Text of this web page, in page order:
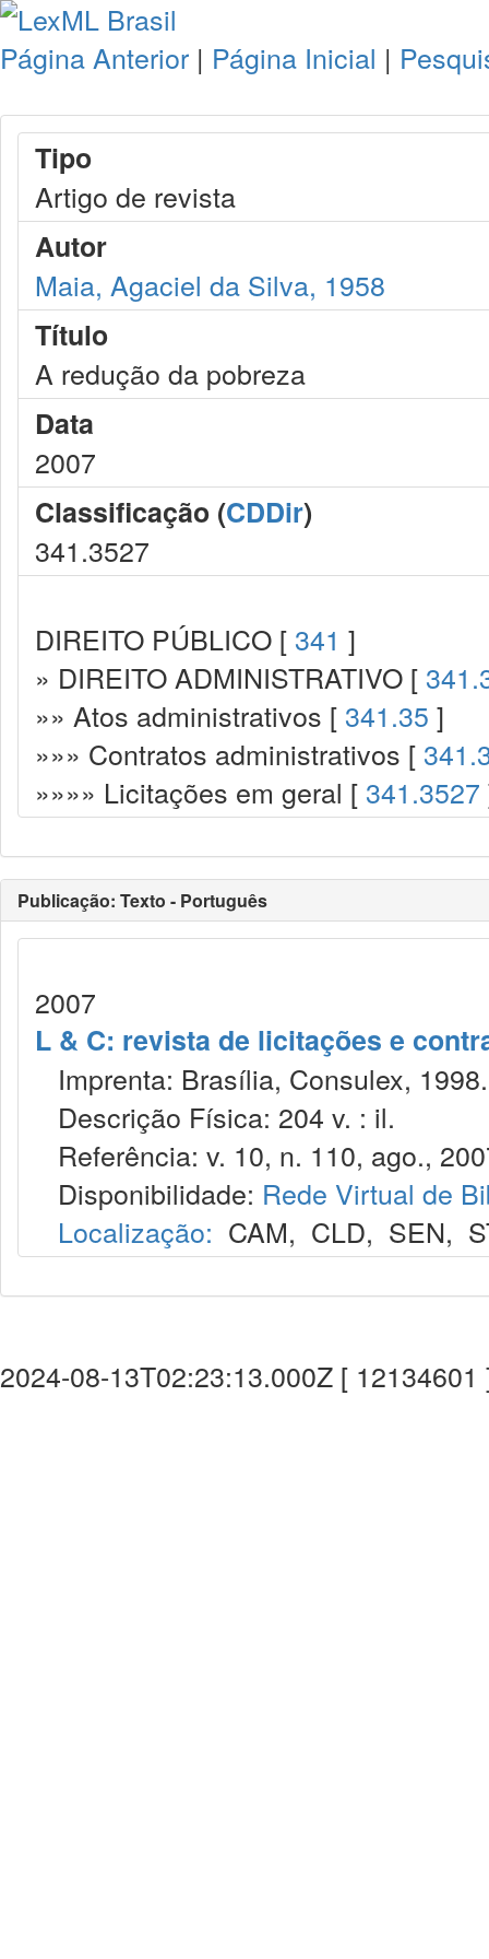
Página Anterior | Página Inicial |
Tipo
Artigo de revista
Autor
Maia, Agaciel da Silva, 1958
Título
A redução da pobreza
Data
2007
Classificação (CDDir)
341.3527
DIREITO PÚBLICO [ 341 ]
» DIREITO ADMINISTRATIVO [
»» Atos administrativos [ 341.35 ]
»»» Contratos administrativos [
»»»» Licitações em geral [ 341.3527
Publicação: Texto - Português
2007
L & C: revista de licitações e
Imprenta: Brasília, Consulex, 1998.
Descrição Física: 204 v. : il.
Referência: v. 10, n. 110, ago.,
Disponibilidade: Rede Virtual de
Localização: CAM, CLD, SEN,
2024-08-13T02:23:13.000Z [ 12134601